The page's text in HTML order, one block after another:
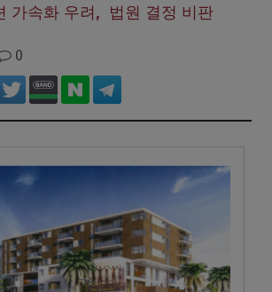
가속화 우려, 법원 결정 비판
0